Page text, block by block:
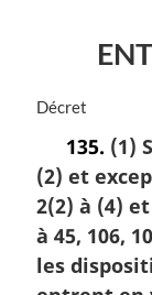
N
e
m
r
g
Décret
135. (1)
(2) et
2(2) à (4)
à 45, 106,
les